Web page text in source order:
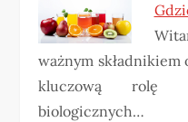
ważnym
kluczową rolę
biologicznych…